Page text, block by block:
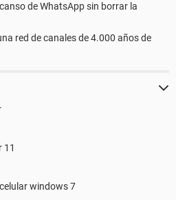
de WhatsApp sin borrar la
red de canales de 4.000 años de
11
windows 7